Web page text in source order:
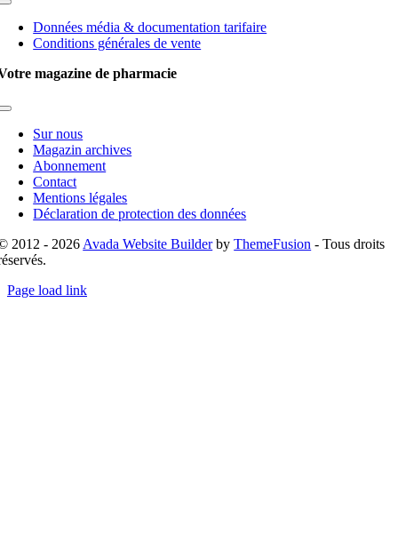
Toggle
NavigationDonnées média & documentation tarifaire
Conditions générales de vente
magazine de pharmacie
Toggle
NavigationSur nous
Magazin archives
Abonnement
Contact
Mentions légales
Déclaration de protection des données
2012 - 2026 Avada Website BuilderbyThemeFusion - Tous droits
Page load link